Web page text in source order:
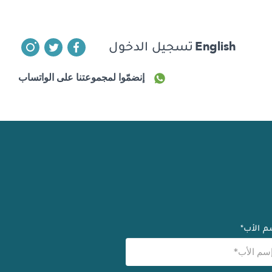
English تسجيل الدخول
إنضمّوا لمجموعتنا على الواتساب
الأب*